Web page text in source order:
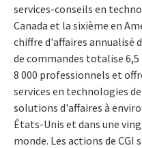
services-conseils en
Canada et la sixième en
chiffre d'affaires annualisé
de commandes totalise
8 000 professionnels et
services en technologies
solutions d'affaires à
États-Unis et dans une
monde. Les actions de CGI